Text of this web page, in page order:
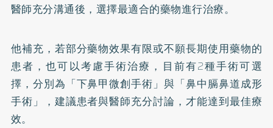
醫師充分溝通後，選擇最適合的藥物進行治療。
他補充，若部分藥物效果有限或不願長期使用藥物的
患者，也可以考慮手術治療，目前有2種手術可選
擇，分別為「下鼻甲微創手術」與「鼻中膈鼻道成形
手術」，建議患者與醫師充分討論，才能達到最佳療
效。